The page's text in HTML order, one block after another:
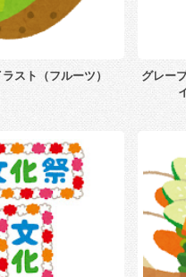
スト（フルーツ）
グレー